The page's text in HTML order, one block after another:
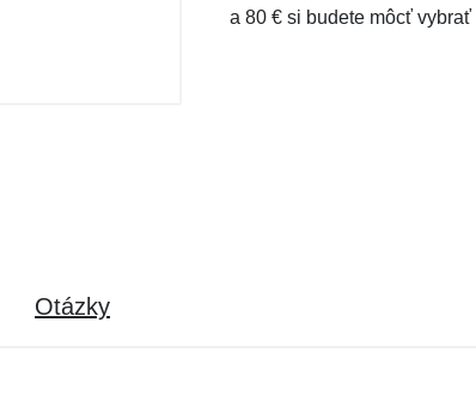
a 80 € si budete môcť
Otázky